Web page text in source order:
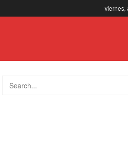
viernes,